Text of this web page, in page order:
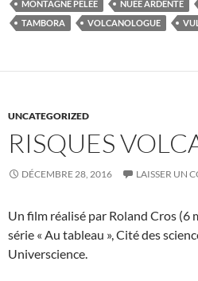
MONTAGNE PELÉE
NUÉE ARDENTE
TAMBORA
VOLCANOLOGUE
UNCATEGORIZED
RISQUES
DÉCEMBRE 28, 2016 LAISSER UN
Un film réalisé par Roland Cros (6
série « Au tableau », Cité des
Universcience.